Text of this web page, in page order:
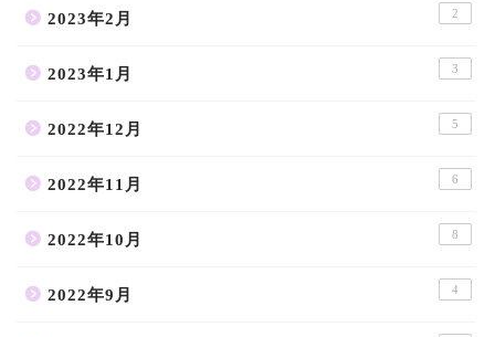
2023年2月 2
2023年1月 3
2022年12月 5
2022年11月 6
2022年10月 8
2022年9月 4